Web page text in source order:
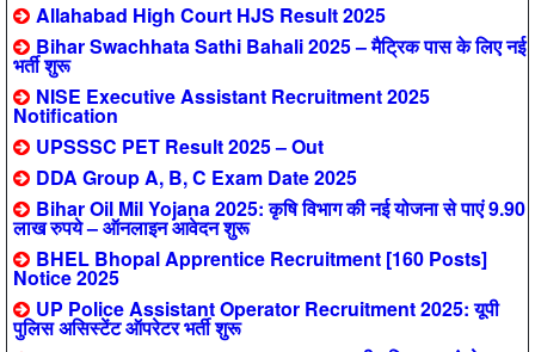
Allahabad High Court HJS Result 2025
Bihar Swachhata Sathi Bahali 2025 – मैट्रिक पास के लिए नई
भर्ती शुरू
NISE Executive Assistant Recruitment 2025
Notification
UPSSSC PET Result 2025 – Out
DDA Group A, B, C Exam Date 2025
Bihar Oil Mil Yojana 2025: कृषि विभाग की नई योजना से पाएं 9.90
लाख रुपये – ऑनलाइन आवेदन शुरू
BHEL Bhopal Apprentice Recruitment [160 Posts]
Notice 2025
UP Police Assistant Operator Recruitment 2025: यूपी
पुलिस असिस्टेंट ऑपरेटर भर्ती शुरू